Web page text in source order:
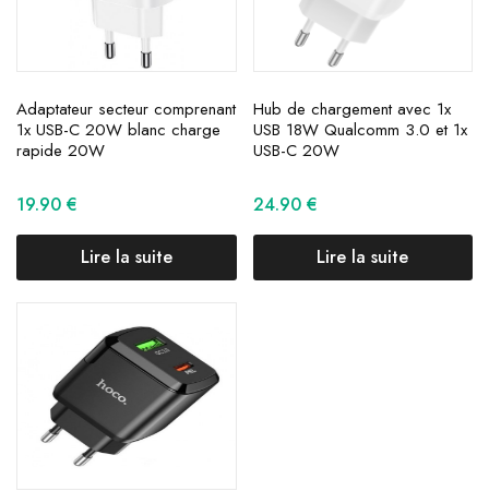
Adaptateur secteur comprenant
1x USB-C 20W blanc charge
rapide 20W
19.90 €
Lire la suite
Hub de chargement avec 1x
USB 18W Qualcomm 3.0 et 1x
USB-C 20W
24.90 €
Lire la suite